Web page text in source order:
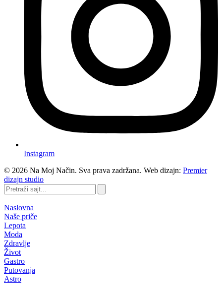
Instagram
© 2026 Na Moj Način. Sva prava zadržana. Web dizajn: Premier
dizajn studio
Pretraži
sajt...
Naslovna
Naše priče
Lepota
Moda
Zdravlje
Život
Gastro
Putovanja
Astro